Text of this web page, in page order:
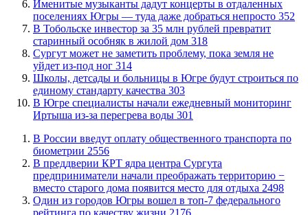
Именитые музыканты дадут концерты в отдаленных
поселениях Югры — туда даже добраться непросто 352
В Тобольске инвестор за 35 млн рублей превратит
старинный особняк в жилой дом 318
Сургут может не заметить проблему, пока земля не
уйдет из-под ног 314
Школы, детсады и больницы в Югре будут строиться по
единому стандарту качества 303
В Югре специалисты начали ежедневный мониторинг
Иртыша из-за перегрева воды 301
В России введут оплату общественного транспорта по
биометрии 2556
​В преддверии КРТ ядра центра Сургута
предприниматели начали преображать территорию −
вместо старого дома появится место для отдыха 2498
Один из городов Югры вошел в топ-7 федерального
рейтинга по качеству жизни 2176